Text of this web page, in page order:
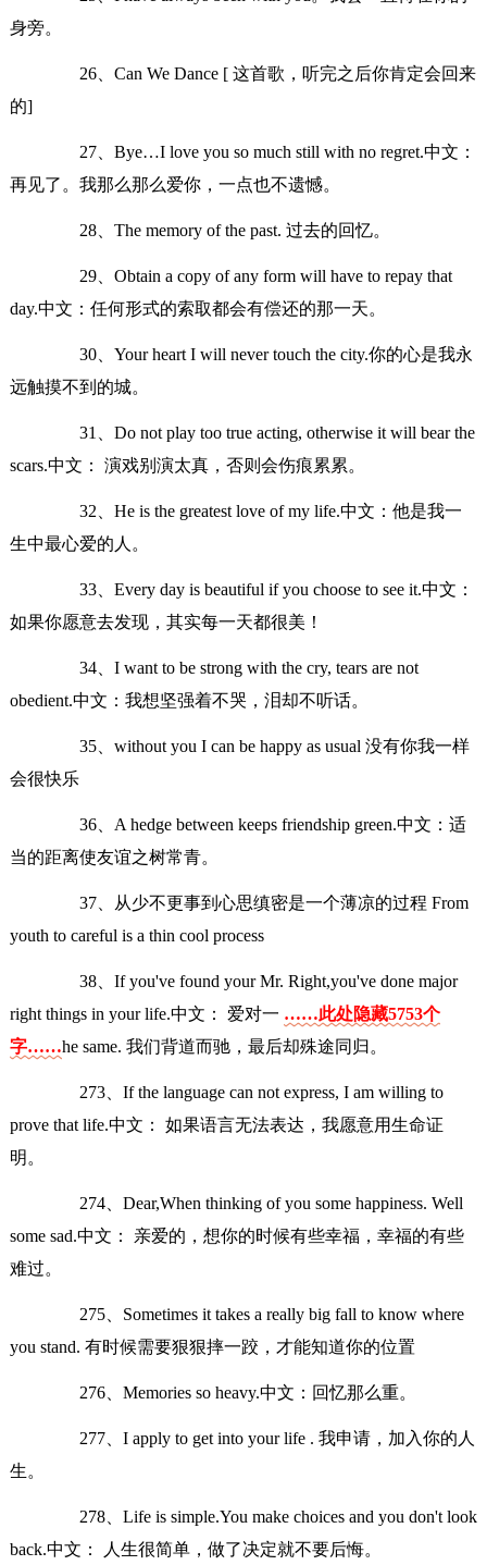
身旁。
26、Can We Dance [ 这首歌，听完之后你肯定会回来
的]
27、Bye…I love you so much still with no regret.中文：
再见了。我那么那么爱你，一点也不遗憾。
28、The memory of the past. 过去的回忆。
29、Obtain a copy of any form will have to repay that
day.中文：任何形式的索取都会有偿还的那一天。
30、Your heart I will never touch the city.你的心是我永
远触摸不到的城。
31、Do not play too true acting, otherwise it will bear the
scars.中文： 演戏别演太真，否则会伤痕累累。
32、He is the greatest love of my life.中文：他是我一
生中最心爱的人。
33、Every day is beautiful if you choose to see it.中文：
如果你愿意去发现，其实每一天都很美！
34、I want to be strong with the cry, tears are not
obedient.中文：我想坚强着不哭，泪却不听话。
35、without you I can be happy as usual 没有你我一样
会很快乐
36、A hedge between keeps friendship green.中文：适
当的距离使友谊之树常青。
37、从少不更事到心思缜密是一个薄凉的过程 From
youth to careful is a thin cool process
38、If you've found your Mr. Right,you've done major
right things in your life.中文： 爱对一 ……此处隐藏5753个
字……he same. 我们背道而驰，最后却殊途同归。
273、If the language can not express, I am willing to
prove that life.中文： 如果语言无法表达，我愿意用生命证
明。
274、Dear,When thinking of you some happiness. Well
some sad.中文： 亲爱的，想你的时候有些幸福，幸福的有些
难过。
275、Sometimes it takes a really big fall to know where
you stand. 有时候需要狠狠摔一跤，才能知道你的位置
276、Memories so heavy.中文：回忆那么重。
277、I apply to get into your life . 我申请，加入你的人
生。
278、Life is simple.You make choices and you don't look
back.中文： 人生很简单，做了决定就不要后悔。